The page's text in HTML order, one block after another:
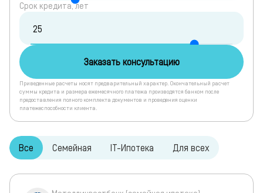
Срок кредита, лет
Заказать консультацию
Приведенные расчеты носят предварительный характер. Окончательный расчет
суммы кредита и размера ежемесячного платежа производятся банком после
предоставления полного комплекта документов и проведения оценки
платежеспособности клиента.
Все Семейная IT-Ипотека Для всех